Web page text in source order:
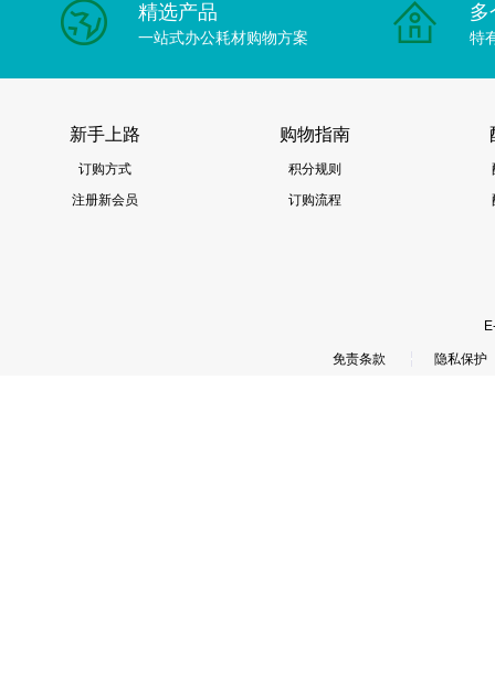
精选产品
一站式办公耗材购物方案
多
特
新手上路
订购方式
注册新会员
购物指南
积分规则
订购流程
免责条款 隐私保护